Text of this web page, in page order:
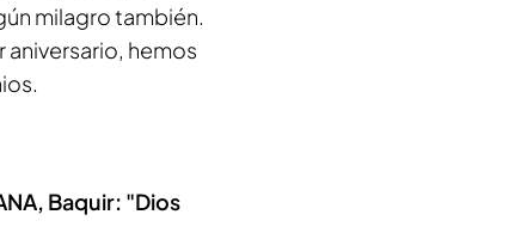
milagro también.
aniversario, hemos
Baquir: "Dios